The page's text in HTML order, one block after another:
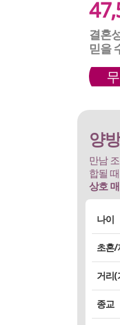
결혼
믿을
양
만남
합될
상호
나이
초혼/
요
거리(
어 체크
종교